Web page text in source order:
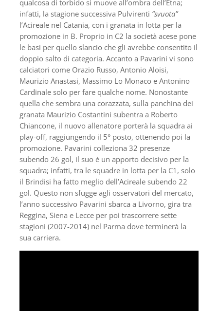
qualcosa di torbido si muove all’ombra dell’Etna;
infatti, la stagione successiva Pulvirenti “svuota”
l’Acireale nel Catania, con i granata in lotta per la
promozione in B. Proprio in C2 la società acese pone
le basi per quello slancio che gli avrebbe consentito il
doppio salto di categoria. Accanto a Pavarini vi sono
calciatori come Orazio Russo, Antonio Aloisi,
Maurizio Anastasi, Massimo Lo Monaco e Antonino
Cardinale solo per fare qualche nome. Nonostante
quella che sembra una corazzata, sulla panchina dei
granata Maurizio Costantini subentra a Roberto
Chiancone, il nuovo allenatore porterà la squadra ai
play-off, raggiungendo il 5° posto, ottenendo poi la
promozione. Pavarini colleziona 32 presenze
subendo 26 gol, il suo è un apporto decisivo per la
squadra; infatti, tra le squadre in lotta per la C1, solo
il Brindisi ha fatto meglio dell’Acireale subendo 22
gol. Questo non sfugge agli osservatori del mercato,
l’anno successivo Pavarini sbarca a Livorno, gira tra
Reggina, Siena e Lecce per poi trascorrere sette
stagioni (2007-2014) nel Parma dove terminerà la
sua carriera.